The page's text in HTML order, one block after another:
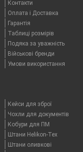
Контакти
Оплата i Доставка
Гарантія
Таблицi розмірів
Подяка за уважність
Військові бренди
Умови використання
Кейси для зброї
Чохли для документів
Кобури для ПМ
Штани Helikon-Tex
Штани оливкові